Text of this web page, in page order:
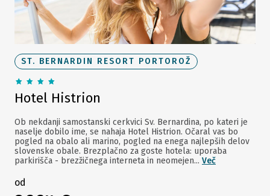
ST. BERNARDIN RESORT PORTOROŽ
Hotel Histrion
Ob nekdanji samostanski cerkvici Sv. Bernardina, po kateri je
naselje dobilo ime, se nahaja Hotel Histrion. Očaral vas bo
pogled na obalo ali marino, pogled na enega najlepših delov
slovenske obale. Brezplačno za goste hotela: uporaba
parkirišča - brezžičnega interneta in neomejen... Več
od